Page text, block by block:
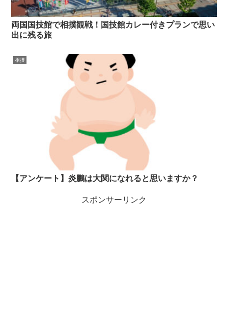
両国国技館で相撲観戦！国技館カレー付きプランで思い
出に残る旅
相撲
【アンケート】炎鵬は大関になれると思いますか？
スポンサーリンク